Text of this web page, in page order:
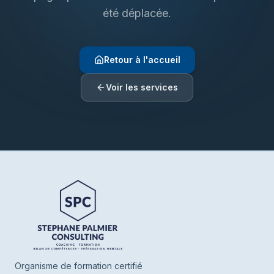
été déplacée.
Retour à l'accueil
Voir les services
Henrie SPC
En ligne
Bonjour ! Je suis Henrie votre assistant de
SPC. Parlez-moi de vous ou de ce que
vous cherchez, je vous oriente vers nos
Organisme de formation certifié